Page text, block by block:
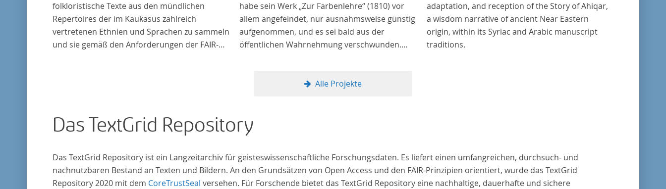
folkloristische Texte aus den mündlichen
Repertoires der im Kaukasus zahlreich
vertretenen Ethnien und Sprachen zu sammeln
und sie gemäß den Anforderungen der FAIR-
habe sein Werk „Zur Farbenlehre“ (1810) vor
allem angefeindet, nur ausnahmsweise günstig
aufgenommen, und es sei bald aus der
öffentlichen Wahrnehmung verschwunden.
Altenstein mit dem ihm unterstellten
indem er Wissenschaftler und Künstler
unterstützte, die sich bereits um die
Willens waren, sich Themen aus dem Bereich der
„Farbenlehre“ zu widmen.
adaptation, and reception of the Story of Ahiqar,
a wisdom narrative of ancient Near Eastern
origin, within its Syriac and Arabic manuscript
traditions.
Alle Projekte
Das TextGrid Repository
Das TextGrid Repository ist ein Langzeitarchiv für geisteswissenschaftliche Forschungsdaten. Es liefert einen umfangreichen, durchsuch- und
nachnutzbaren Bestand an Texten und Bildern. An den Grundsätzen von Open Access und den FAIR-Prinzipien orientiert, wurde das TextGrid
Repository 2020 mit dem CoreTrustSeal versehen. Für Forschende bietet das TextGrid Repository eine nachhaltige, dauerhafte und sichere